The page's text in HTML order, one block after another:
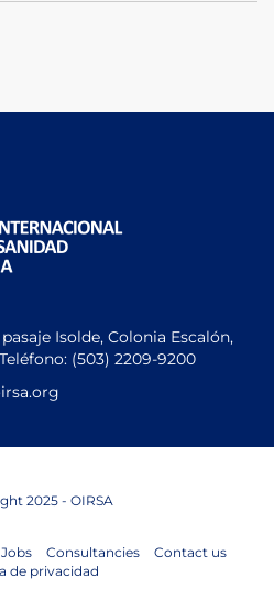
Isolde, Colonia Escalón,
(503) 2209-9200
2025 - OIRSA
Jobs Consultancies
Contact us
de privacidad